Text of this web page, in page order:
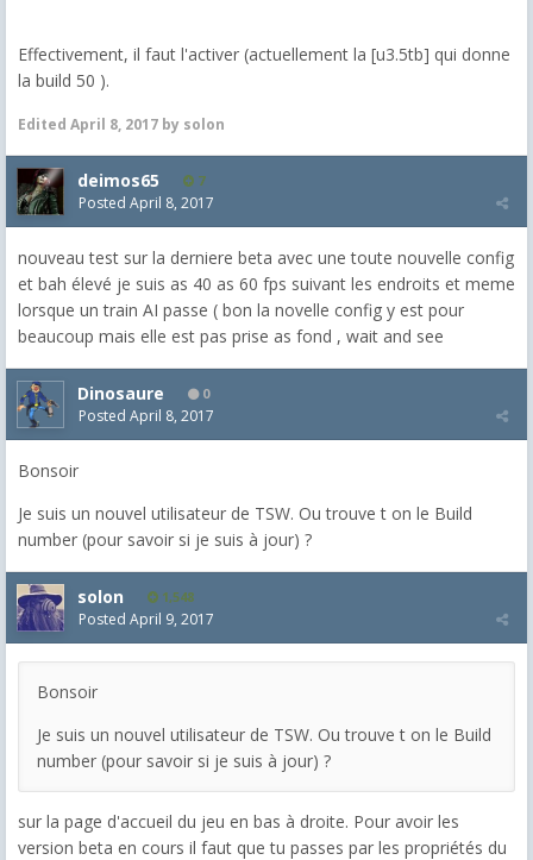
Effectivement, il faut l'activer (actuellement la [u3.5tb] qui donne
la build 50 ).
Edited April 8, 2017 by solon
deimos65 7
Posted April 8, 2017
nouveau test sur la derniere beta avec une toute nouvelle config
et bah élevé je suis as 40 as 60 fps suivant les endroits et meme
lorsque un train AI passe ( bon la novelle config y est pour
beaucoup mais elle est pas prise as fond , wait and see
Dinosaure 0
Posted April 8, 2017
Bonsoir
Je suis un nouvel utilisateur de TSW. Ou trouve t on le Build
number (pour savoir si je suis à jour) ?
solon 1,548
Posted April 9, 2017
Bonsoir
Je suis un nouvel utilisateur de TSW. Ou trouve t on le Build
number (pour savoir si je suis à jour) ?
sur la page d'accueil du jeu en bas à droite. Pour avoir les
version beta en cours il faut que tu passes par les propriétés du